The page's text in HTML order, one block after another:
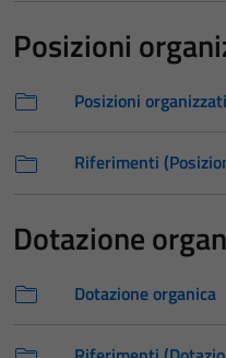
Posizioni
Posizioni
Riferimenti
Dotazione
Dotazione organica